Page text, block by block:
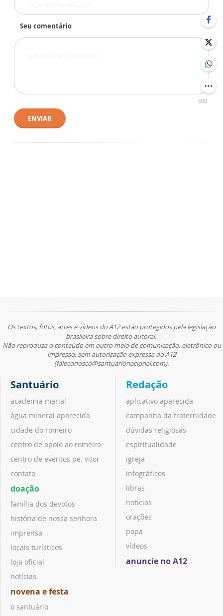
Seu comentário
500
ENVIAR
Os textos, fotos, artes e vídeos do A12 estão protegidos pela legislação
brasileira sobre direito autoral.
Não reproduza o conteúdo em outro meio de comunicação, eletrônico ou
impresso, sem autorização expressa do A12
(faleconosco@santuarionacional.com).
Santuário
academia marial
água mineral aparecida
cidade do romeiro
centro de apoio ao romeiro
centro de eventos pe. vitor
contato
doação
família dos devotos
história de nossa senhora
imprensa
locais turísticos
loja oficial
notícias
novena e festa
o santuário
Redação
aplicativo aparecida
campanha da fraternidade
dúvidas religiosas
espiritualidade
igreja
infográficos
libras
notícias
orações
papa
vídeos
anuncie no A12